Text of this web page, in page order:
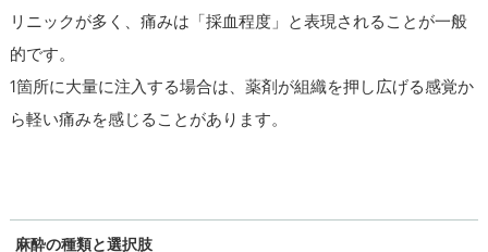
リニックが多く、痛みは「採血程度」と表現されることが一般
的です。
1箇所に大量に注入する場合は、薬剤が組織を押し広げる感覚か
ら軽い痛みを感じることがあります。
麻酔の種類と選択肢